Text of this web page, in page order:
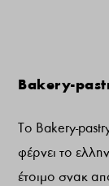
Bakery-
Το Bakery-
φέρνει το
έτοιμο σνακ